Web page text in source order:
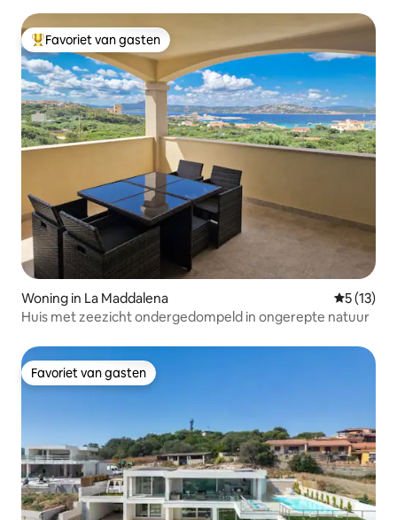
Topfavoriet van gasten
Favoriet van gasten
Woning in La Maddalena
5 (13)
Huis met zeezicht ondergedompeld in ongerepte natuur
Favoriet van gasten
Favoriet van gasten